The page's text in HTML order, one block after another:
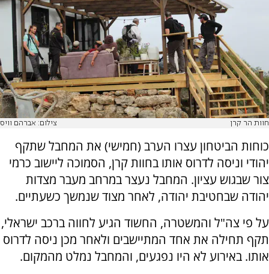
חוות הר קרן צילום: אברהם וויס
כוחות הביטחון עצרו הערב (חמישי) את המחבל שתקף
יהודי וניסה לדרוס אותו בחוות קרן, הסמוכה ליישוב כרמי
צור שבגוש עציון. המחבל נעצר במרחב מעבר מצדות
יהודה שבחטיבת יהודה, לאחר מצוד שנמשך כשעתיים.
על פי צה"ל והמשטרה, החשוד הגיע לחווה ברכב ישראלי,
תקף תחילה את אחד המתיישבים ולאחר מכן ניסה לדרוס
אותו. באירוע לא היו נפגעים, והמחבל נמלט מהמקום.